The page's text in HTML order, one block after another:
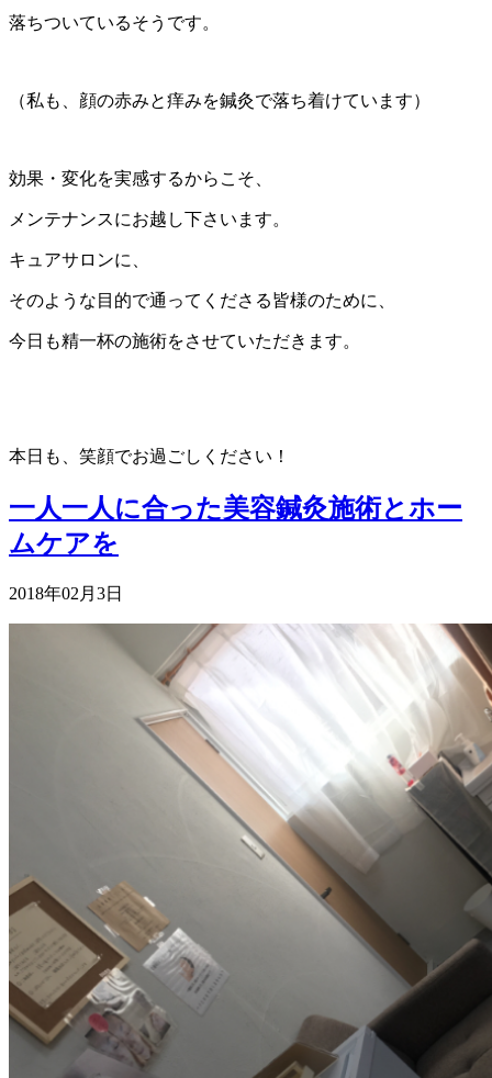
落ちついているそうです。
（私も、顔の赤みと痒みを鍼灸で落ち着けています）
効果・変化を実感するからこそ、
メンテナンスにお越し下さいます。
キュアサロンに、
そのような目的で通ってくださる皆様のために、
今日も精一杯の施術をさせていただきます。
本日も、笑顔でお過ごしください！
一人一人に合った美容鍼灸施術とホー
ムケアを
2018年02月3日